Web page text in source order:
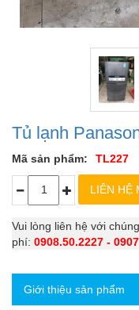
Tủ lạnh
Mã sản phẩm: TL227
Vui lòng liên hệ với
phí: 0908.50.2227 -
Giới thiệu sản phẩm